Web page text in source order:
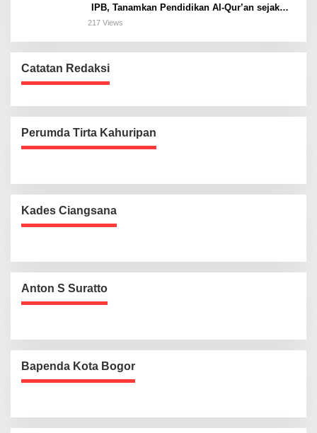
IPB, Tanamkan Pendidikan Al-Qur’an sejak
Dini dan Siapkan Generasi Islami
217 Views
Catatan Redaksi
Perumda Tirta Kahuripan
Kades Ciangsana
Anton S Suratto
Bapenda Kota Bogor